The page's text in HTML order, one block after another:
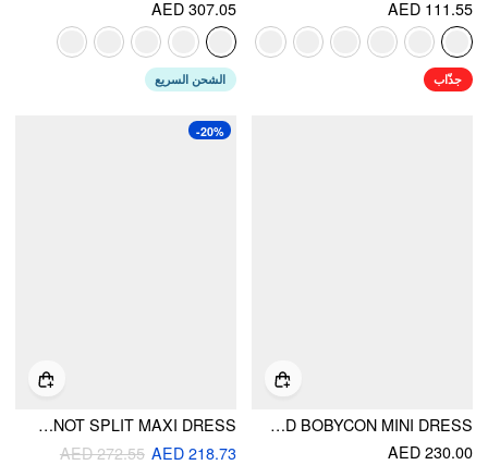
AED 111.55
جذّاب
AED 307.05
الشحن السريع
LACE SCULPTURAL TUBE DRAPED BOBYCON MINI DRESS
AED 230.00
-20%
LACE SWEETHEART FLORAL BOWKNOT SPLIT MAXI DRESS
AED 218.73
AED 272.55